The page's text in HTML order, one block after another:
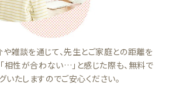
雑談を通じて、先生とご家庭との距離を
相性が合わない…」と感じた際も、無料で
たしますのでご安心ください。